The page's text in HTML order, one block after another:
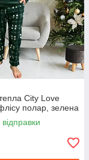
City Love
полар, зелена